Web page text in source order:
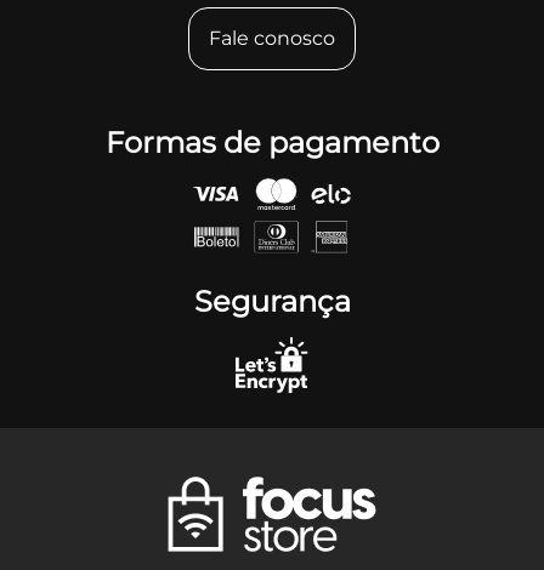
Fale conosco
Formas de pagamento
Segurança